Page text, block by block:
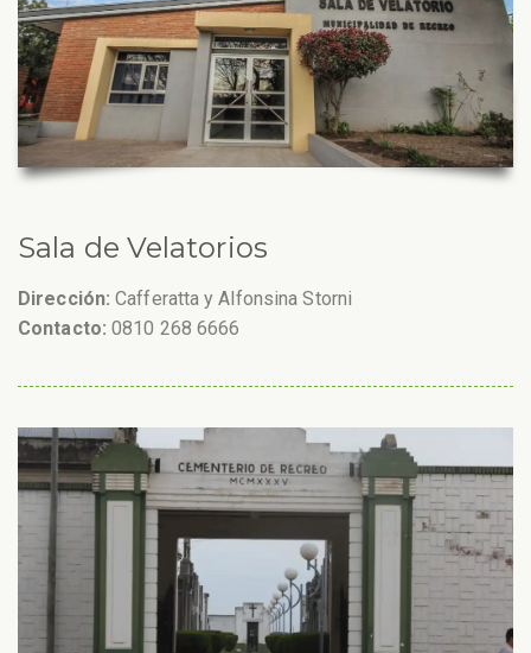
Sala de Velatorios
Dirección: Cafferatta y Alfonsina Storni
Contacto: 0810 268 6666